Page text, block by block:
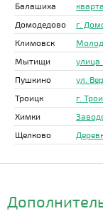
Балашиха
Домодедово
г.
Климовск
Мытищи
улица
Пушкино
ул.
Троицк
г.
Химки
Щелково